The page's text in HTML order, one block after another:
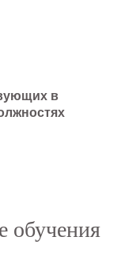
в
обучения